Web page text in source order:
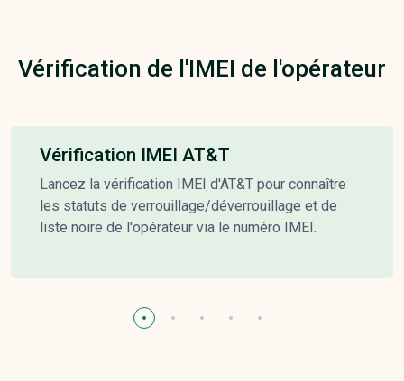
Vérification de l'IMEI de l'opérateur
Vérification IMEI AT&T
Lancez la vérification IMEI d'AT&T pour connaître
les statuts de verrouillage/déverrouillage et de
liste noire de l'opérateur via le numéro IMEI.